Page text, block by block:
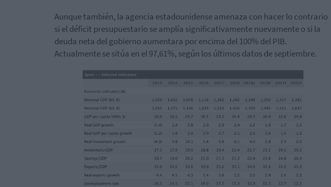
Aunque también, la agencia estadounidense amenaza con hacer lo contrario
si el déficit presupuestario se amplía significativamente nuevamente o si la
deuda neta del gobierno aumentara por encima del 100% del PIB.
Actualmente se sitúa en el 97,61%, según los últimos datos de septiembre.